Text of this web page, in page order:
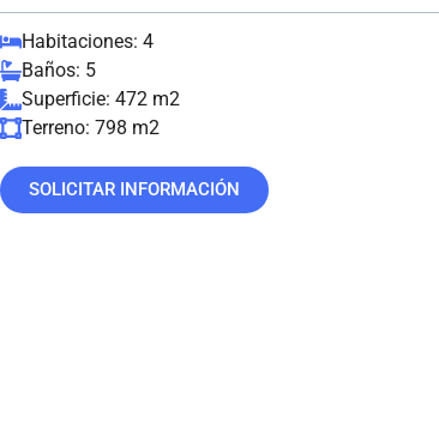
Habitaciones: 4
Baños: 5
Superficie: 472 m2
Terreno: 798 m2
SOLICITAR INFORMACIÓN